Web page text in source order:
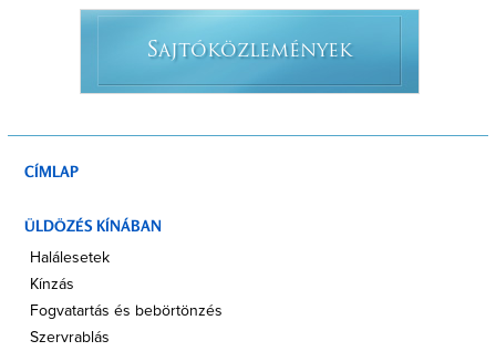
SAJTÓKÖZLEMÉNYEK
CÍMLAP
ÜLDÖZÉS KÍNÁBAN
Halálesetek
Kínzás
Fogvatartás és bebörtönzés
Szervrablás